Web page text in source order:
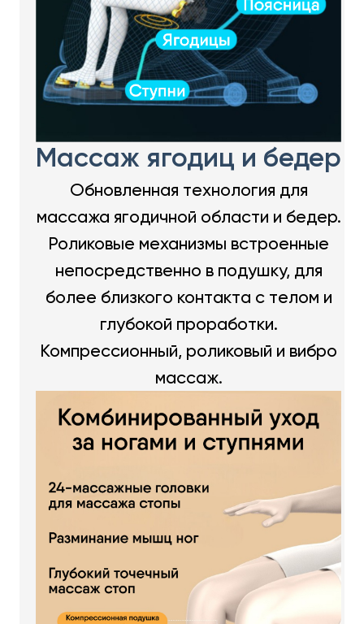
Массаж ягодиц и бедер
Обновленная технология для
массажа ягодичной области и бедер.
Роликовые механизмы встроенные
непосредственно в подушку, для
более близкого контакта с телом и
глубокой проработки.
Компрессионный, роликовый и вибро
массаж.